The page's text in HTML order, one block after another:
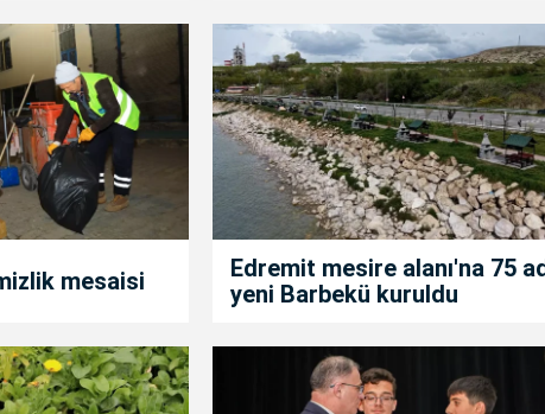
mesaisi
Edremit mesire alanı'na 75
yeni Barbekü kuruldu